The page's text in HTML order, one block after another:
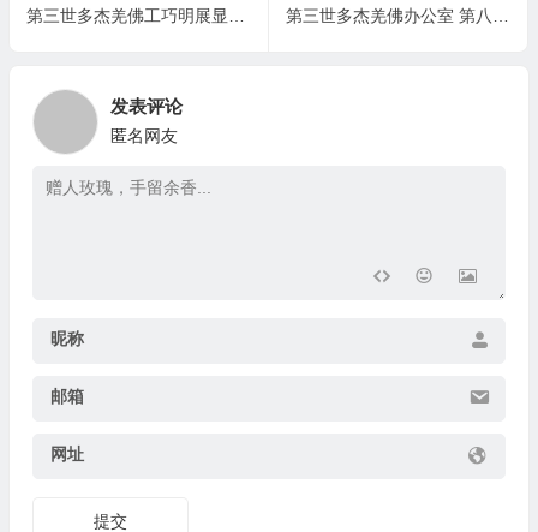
发表评论
匿名网友
昵称
邮箱
网址
提交